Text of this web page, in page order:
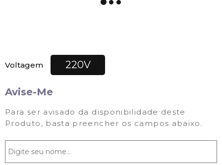
Voltagem 220V
Avise-Me
Para ser avisado da disponibilidade deste
Produto, basta preencher os campos abaixo.